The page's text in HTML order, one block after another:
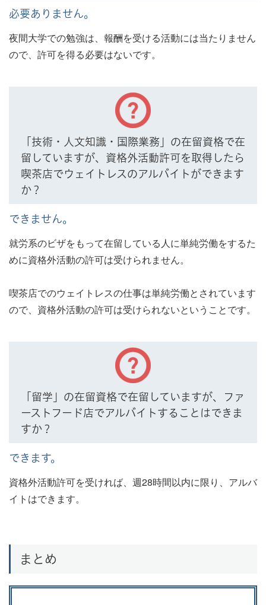
必要ありません。
夜間大学での勉強は、報酬を受ける活動には当たりません
ので、許可を得る必要はないです。
「技術・人文知識・国際業務」の在留資格で在
留していますが、資格外活動許可を取得したら
喫茶店でウェイトレスのアルバイトができます
か？
できません。
就労系のビザをもって在留している人に単純労働をするた
めに資格外活動の許可は受けられません。
喫茶店でのウェイトレスの仕事は単純労働とされています
ので、資格外活動の許可は受けられないということです。
「留学」の在留資格で在留していますが、ファ
ーストフード店でアルバイトすることはできま
すか？
できます。
資格外活動許可を受ければ、週28時間以内に限り、アルバ
イトはできます。
まとめ